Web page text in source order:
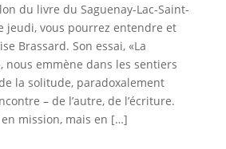
du livre du Saguenay-Lac-Saint-
jeudi, vous pourrez entendre et
Brassard. Son essai, «La
nous emmène dans les sentiers
la solitude, paradoxalement
– de l’autre, de l’écriture.
en mission, mais en […]